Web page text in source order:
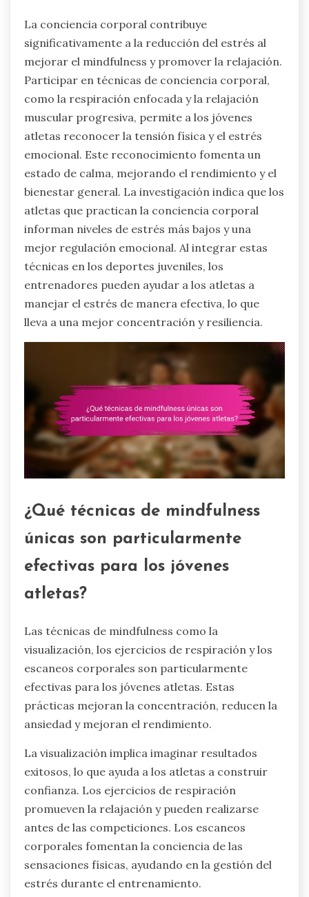
La conciencia corporal contribuye
significativamente a la reducción del estrés al
mejorar el mindfulness y promover la relajación.
Participar en técnicas de conciencia corporal,
como la respiración enfocada y la relajación
muscular progresiva, permite a los jóvenes
atletas reconocer la tensión física y el estrés
emocional. Este reconocimiento fomenta un
estado de calma, mejorando el rendimiento y el
bienestar general. La investigación indica que los
atletas que practican la conciencia corporal
informan niveles de estrés más bajos y una
mejor regulación emocional. Al integrar estas
técnicas en los deportes juveniles, los
entrenadores pueden ayudar a los atletas a
manejar el estrés de manera efectiva, lo que
lleva a una mejor concentración y resiliencia.
¿Qué técnicas de mindfulness
únicas son particularmente
efectivas para los jóvenes
atletas?
Las técnicas de mindfulness como la
visualización, los ejercicios de respiración y los
escaneos corporales son particularmente
efectivas para los jóvenes atletas. Estas
prácticas mejoran la concentración, reducen la
ansiedad y mejoran el rendimiento.
La visualización implica imaginar resultados
exitosos, lo que ayuda a los atletas a construir
confianza. Los ejercicios de respiración
promueven la relajación y pueden realizarse
antes de las competiciones. Los escaneos
corporales fomentan la conciencia de las
sensaciones físicas, ayudando en la gestión del
estrés durante el entrenamiento.